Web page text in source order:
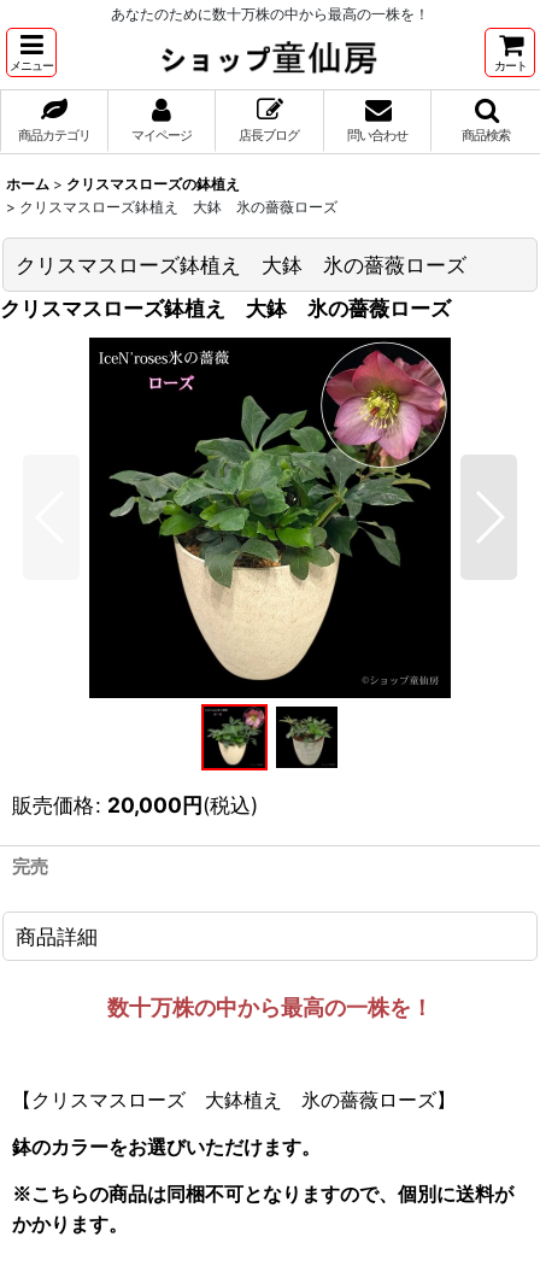
あなたのために数十万株の中から最高の一株を！
メニュー カート
商品カテゴリ マイページ 店長ブログ 問い合わせ 商品検索
ホーム > クリスマスローズの鉢植え
> クリスマスローズ鉢植え 大鉢 氷の薔薇ローズ
クリスマスローズ鉢植え 大鉢 氷の薔薇ローズ
クリスマスローズ鉢植え 大鉢 氷の薔薇ローズ
販売価格: 20,000円(税込)
完売
商品詳細
数十万株の中から最高の一株を！
【クリスマスローズ 大鉢植え 氷の薔薇ローズ】
鉢のカラーをお選びいただけます。
※こちらの商品は同梱不可となりますので、個別に送料が
かかります。